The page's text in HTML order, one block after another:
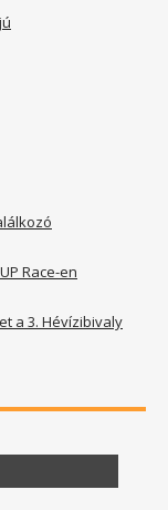
Race-en
a 3. Hévízibivaly